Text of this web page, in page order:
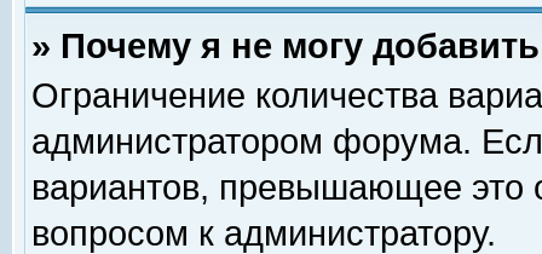
» Почему я не могу
Ограничение количества
администратором форума.
вариантов, превышающее это
вопросом к администратору.